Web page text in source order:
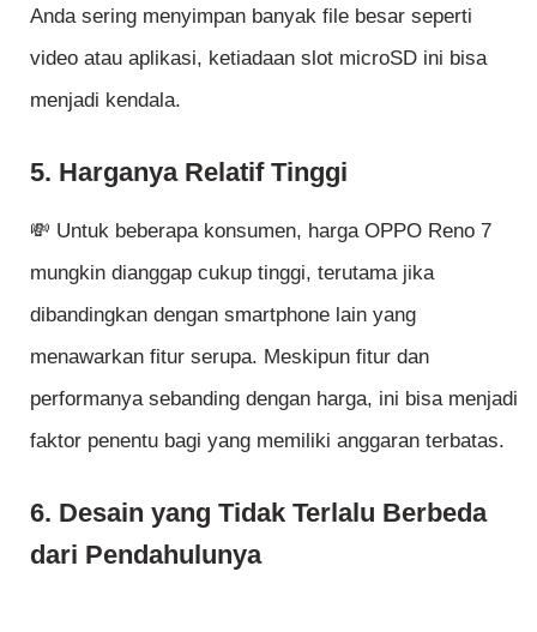
Anda sering menyimpan banyak file besar seperti
video atau aplikasi, ketiadaan slot microSD ini bisa
menjadi kendala.
5. Harganya Relatif Tinggi
💸 Untuk beberapa konsumen, harga OPPO Reno 7
mungkin dianggap cukup tinggi, terutama jika
dibandingkan dengan smartphone lain yang
menawarkan fitur serupa. Meskipun fitur dan
performanya sebanding dengan harga, ini bisa menjadi
faktor penentu bagi yang memiliki anggaran terbatas.
6. Desain yang Tidak Terlalu Berbeda
dari Pendahulunya